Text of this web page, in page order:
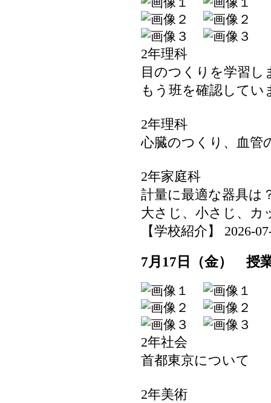
2年理科
目のつくりを学習し
もう班を確認してい
2年理科
心臓のつくり、血管
2年家庭科
計量に最適な器具は
大さじ、小さじ、カ
【学校紹介】 2026-
7月17日（金） 授
2年社会
首都東京について
2年美術